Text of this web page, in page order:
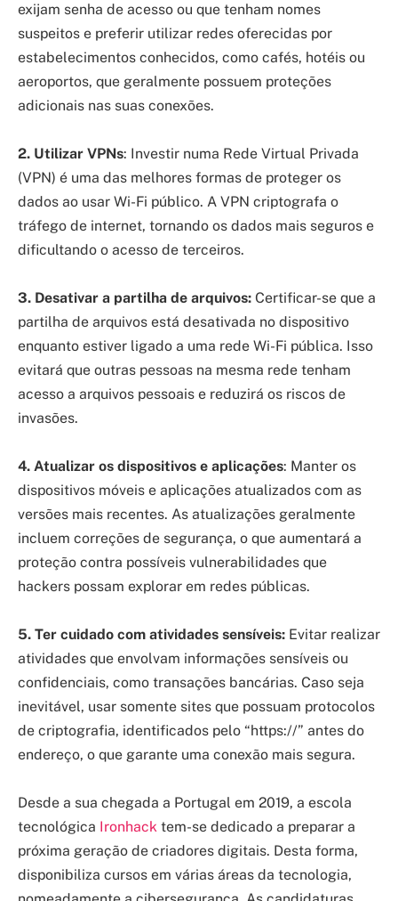
exijam senha de acesso ou que tenham nomes
suspeitos e preferir utilizar redes oferecidas por
estabelecimentos conhecidos, como cafés, hotéis ou
aeroportos, que geralmente possuem proteções
adicionais nas suas conexões.
2. Utilizar VPNs: Investir numa Rede Virtual Privada
(VPN) é uma das melhores formas de proteger os
dados ao usar Wi-Fi público. A VPN criptografa o
tráfego de internet, tornando os dados mais seguros e
dificultando o acesso de terceiros.
3. Desativar a partilha de arquivos: Certificar-se que a
partilha de arquivos está desativada no dispositivo
enquanto estiver ligado a uma rede Wi-Fi pública. Isso
evitará que outras pessoas na mesma rede tenham
acesso a arquivos pessoais e reduzirá os riscos de
invasões.
4. Atualizar os dispositivos e aplicações: Manter os
dispositivos móveis e aplicações atualizados com as
versões mais recentes. As atualizações geralmente
incluem correções de segurança, o que aumentará a
proteção contra possíveis vulnerabilidades que
hackers possam explorar em redes públicas.
5. Ter cuidado com atividades sensíveis: Evitar realizar
atividades que envolvam informações sensíveis ou
confidenciais, como transações bancárias. Caso seja
inevitável, usar somente sites que possuam protocolos
de criptografia, identificados pelo “https://” antes do
endereço, o que garante uma conexão mais segura.
Desde a sua chegada a Portugal em 2019, a escola
tecnológica Ironhack tem-se dedicado a preparar a
próxima geração de criadores digitais. Desta forma,
disponibiliza cursos em várias áreas da tecnologia,